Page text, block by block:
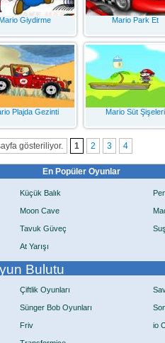
Mario Giydirme Mario Park Et
Plajda Gezinti Mario Süt Şişeleri
gösteriliyor. 1 2 3 4
En Popüler Oyunlar
Küçük Balık
Moon Cave
Tavuk Güveç
At Yarışı
Bulutu
Çiftlik Oyunları
Sünger Bob Oyunları
Friv io